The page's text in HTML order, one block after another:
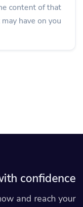
content of that
have on you.
confidence.
and reach your